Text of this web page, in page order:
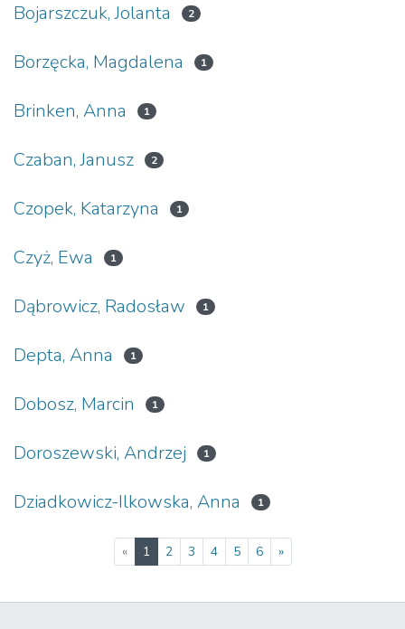
Bojarszczuk, Jolanta 2
Borzęcka, Magdalena 1
Brinken, Anna 1
Czaban, Janusz 2
Czopek, Katarzyna 1
Czyż, Ewa 1
Dąbrowicz, Radosław 1
Depta, Anna 1
Dobosz, Marcin 1
Doroszewski, Andrzej 1
Dziadkowicz-Ilkowska, Anna 1
« 1(current)
2 3 4 5 6 »